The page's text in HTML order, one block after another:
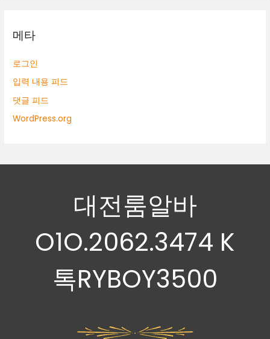
메타
로그인
입력 내용 피드
댓글 피드
WordPress.org
대전룸알바
O1O.2062.3474 K
톡RYBOY3500